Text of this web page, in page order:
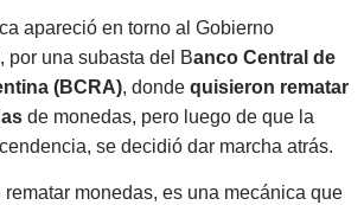
apareció en torno al Gobierno
por una subasta del Banco Central de
(BCRA), donde quisieron rematar
de monedas, pero luego de que la
se decidió dar marcha atrás.
rematar monedas, es una mecánica que